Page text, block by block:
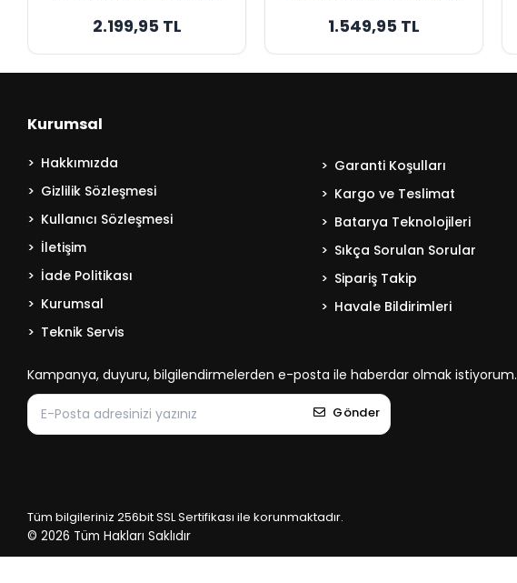
Model - Maksimum
Kapasite
2.199,95 TL
Model - Orijinal Kapasite
1.549,95 TL
Kurumsal
Hakkımızda
Gizlilik Sözleşmesi
Kullanıcı Sözleşmesi
İletişim
İade Politikası
Kurumsal
Teknik Servis
Garanti Koşulları
Kargo ve Teslimat
Batarya Teknolojileri
Sıkça Sorulan Sorular
Sipariş Takip
Havale Bildirimleri
Kampanya, duyuru, bilgilendirmelerden e-posta ile haberdar olmak istiyorum.
Gönder
Tüm bilgileriniz 256bit SSL Sertifikası ile korunmaktadır.
© 2026 Tüm Hakları Saklıdır